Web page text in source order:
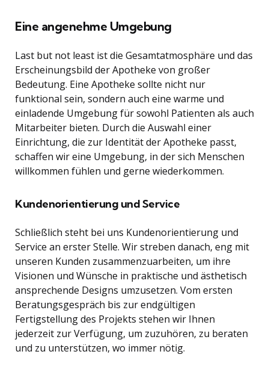
Eine angenehme Umgebung
Last but not least ist die Gesamtatmosphäre und das
Erscheinungsbild der Apotheke von großer
Bedeutung. Eine Apotheke sollte nicht nur
funktional sein, sondern auch eine warme und
einladende Umgebung für sowohl Patienten als auch
Mitarbeiter bieten. Durch die Auswahl einer
Einrichtung, die zur Identität der Apotheke passt,
schaffen wir eine Umgebung, in der sich Menschen
willkommen fühlen und gerne wiederkommen.
Kundenorientierung und Service
Schließlich steht bei uns Kundenorientierung und
Service an erster Stelle. Wir streben danach, eng mit
unseren Kunden zusammenzuarbeiten, um ihre
Visionen und Wünsche in praktische und ästhetisch
ansprechende Designs umzusetzen. Vom ersten
Beratungsgespräch bis zur endgültigen
Fertigstellung des Projekts stehen wir Ihnen
jederzeit zur Verfügung, um zuzuhören, zu beraten
und zu unterstützen, wo immer nötig.